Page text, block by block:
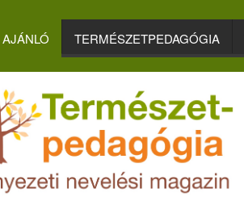
AJÁNLÓ TERMÉSZETPEDAGÓGIA